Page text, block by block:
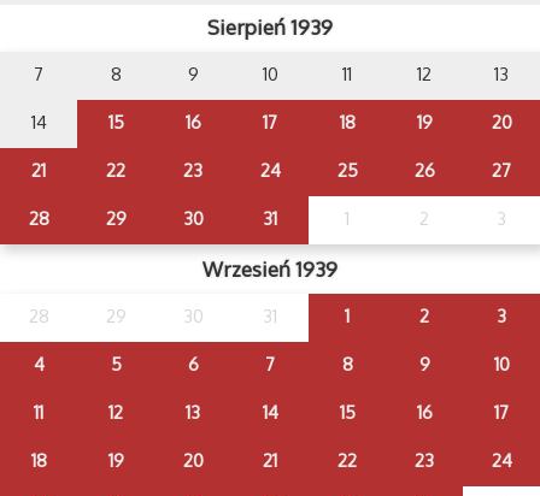
Sierpień 1939
7 8 9 10 11 12 13
14 15 16 17 18 19 20
21 22 23 24 25 26 27
28 29 30 31 1 2 3
Wrzesień 1939
28 29 30 31 1 2 3
4 5 6 7 8 9 10
11 12 13 14 15 16 17
18 19 20 21 22 23 24